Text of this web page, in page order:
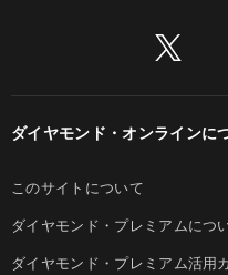
ダイヤモンド・オンラインに
このサイトについて
ダイヤモンド・プレミアムにつ
ダイヤモンド・プレミアム活用